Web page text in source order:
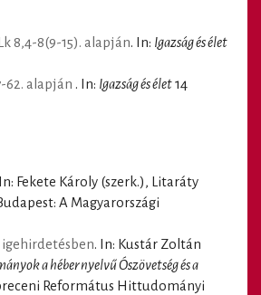
8,4-8(9-15). alapján. In: Igazság és élet
62. alapján . In: Igazság és élet14
Fekete Károly (szerk.), Litaráty
A Magyarországi
igehirdetésben. In: Kustár Zoltán
a héber nyelvű Ószövetség és a
Református Hittudományi